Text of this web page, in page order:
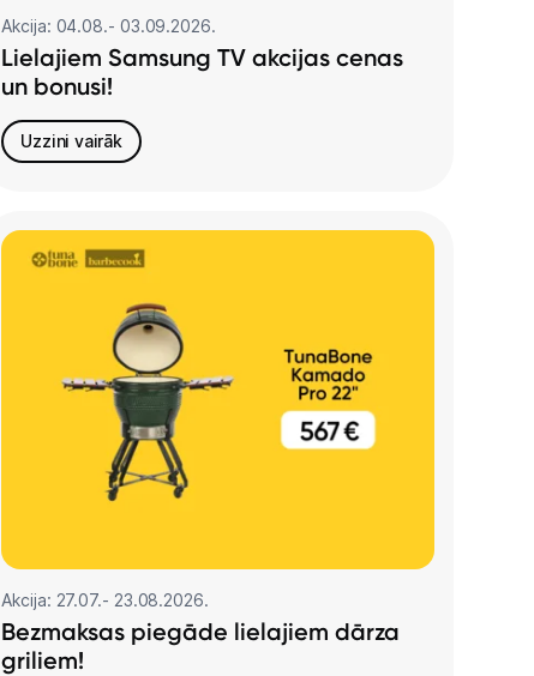
Akcija: 04.08.- 03.09.2026.
Lielajiem Samsung TV akcijas cenas
un bonusi!
Uzzini vairāk
Akcija: 27.07.- 23.08.2026.
Bezmaksas piegāde lielajiem dārza
griliem!